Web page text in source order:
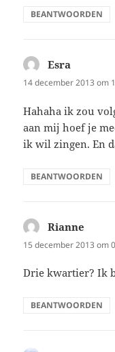
BEANTWOORDEN
Esra
14 december 2013 om
Hahaha ik zou
aan mij hoef je
ik wil zingen. En
BEANTWOORDEN
Rianne
15 december 2013 om
Drie kwartier? Ik
BEANTWOORDEN